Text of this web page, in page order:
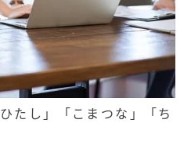
たし」「こまつな」「ち